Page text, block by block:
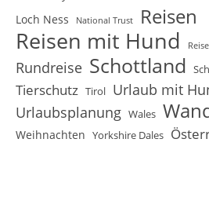
Loch Ness National Trust Reisen
Reisen mit Hund
Rundreise Schottland
Tierschutz Tirol Urlaub mit
Urlaubsplanung Wales
Weihnachten Yorkshire Dales